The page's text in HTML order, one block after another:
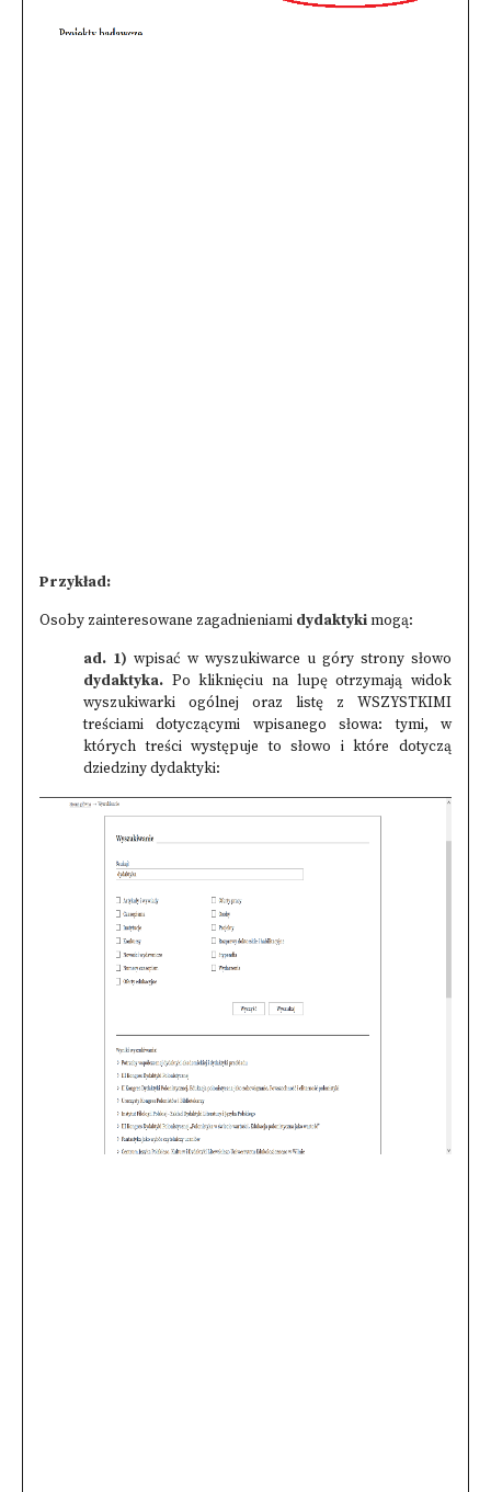
Przykład:
Osoby zainteresowane zagadnieniami dydaktykimogą:
ad. 1) wpisać w wyszukiwarce u góry strony słowo
dydaktyka. Po kliknięciu na lupę otrzymają widok
wyszukiwarki ogólnej oraz listę z WSZYSTKIMI
treściami dotyczącymi wpisanego słowa: tymi, w
których treści występuje to słowo i które dotyczą
dziedziny dydaktyki: